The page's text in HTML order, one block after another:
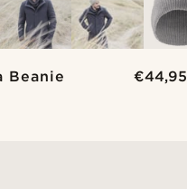
Beanie €44,95